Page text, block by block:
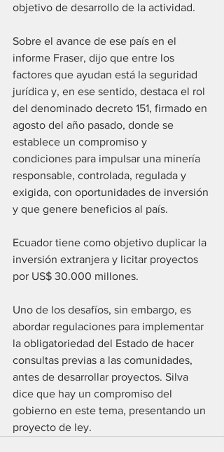
objetivo de desarrollo de la actividad.
Sobre el avance de ese país en el
informe Fraser, dijo que entre los
factores que ayudan está la seguridad
jurídica y, en ese sentido, destaca el rol
del denominado decreto 151, firmado en
agosto del año pasado, donde se
establece un compromiso y
condiciones para impulsar una minería
responsable, controlada, regulada y
exigida, con oportunidades de inversión
y que genere beneficios al país.
Ecuador tiene como objetivo duplicar la
inversión extranjera y licitar proyectos
por US$ 30.000 millones.
Uno de los desafíos, sin embargo, es
abordar regulaciones para implementar
la obligatoriedad del Estado de hacer
consultas previas a las comunidades,
antes de desarrollar proyectos. Silva
dice que hay un compromiso del
gobierno en este tema, presentando un
proyecto de ley.